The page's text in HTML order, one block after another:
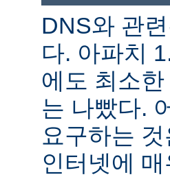
DNS와 관
다. 아파치
에도 최소
는 나빴다.
요구하는
인터넷에